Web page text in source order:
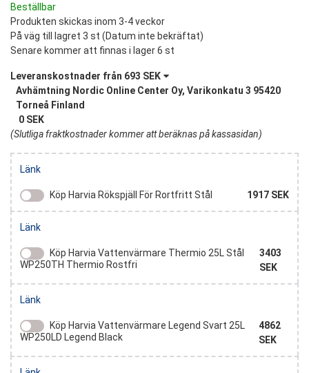
Beställbar
Produkten skickas inom 3-4 veckor
På väg till lagret 3 st (Datum inte bekräftat)
Senare kommer att finnas i lager 6 st
Leveranskostnader från 693 SEK
Avhämtning Nordic Online Center Oy, Varikonkatu 3 95420
Torneå Finland
0 SEK
(Slutliga fraktkostnader kommer att beräknas på kassasidan)
Länk
Köp Harvia Rökspjäll För Rortfritt Stål 1917 SEK
isolerade spjällplatta gör stålskorstenen ännu bättre lämpad
för uppvärmda bastubyggnader som används på vintern.
Den CE-märkta spjällplattan uppfyller brandsäkerhetskraven
Länk
Köp Harvia Vattenvärmare Thermio 25L Stål
WP250TH Thermio Rostfri
3403
SEK
Thermio RST Thermio-vedenlämmittimen tyylikäs
teräksinen ulkokuori sopii saunaan kuin saunaan. Vesi
lämpenee nopeasti Thermio-vedenlämmittimessä, sillä
Länk
Köp Harvia Vattenvärmare Legend Svart 25L
WP250LD Legend Black
4862
SEK